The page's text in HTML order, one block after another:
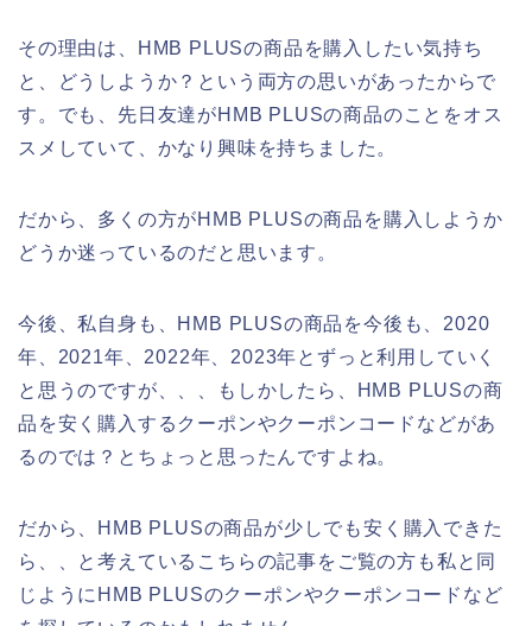
その理由は、HMB PLUSの商品を購入したい気持ち
と、どうしようか？という両方の思いがあったからで
す。でも、先日友達がHMB PLUSの商品のことをオス
スメしていて、かなり興味を持ちました。
だから、多くの方がHMB PLUSの商品を購入しようか
どうか迷っているのだと思います。
今後、私自身も、HMB PLUSの商品を今後も、2020
年、2021年、2022年、2023年とずっと利用していく
と思うのですが、、、もしかしたら、HMB PLUSの商
品を安く購入するクーポンやクーポンコードなどがあ
るのでは？とちょっと思ったんですよね。
だから、HMB PLUSの商品が少しでも安く購入できた
ら、、と考えているこちらの記事をご覧の方も私と同
じようにHMB PLUSのクーポンやクーポンコードなど